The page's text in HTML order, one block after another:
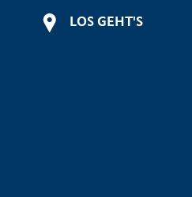
LOS GEHT'S